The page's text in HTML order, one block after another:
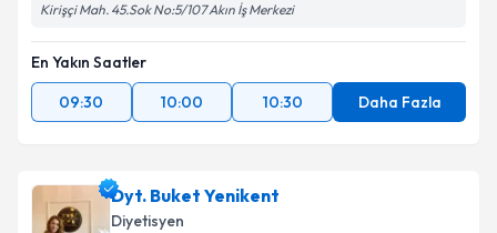
Kirişçi Mah. 45.Sok No:5/107 Akın İş Merkezi
En Yakın Saatler
09:30
10:00 10:30 Daha Fazla
Dyt. Buket Yenikent
Diyetisyen